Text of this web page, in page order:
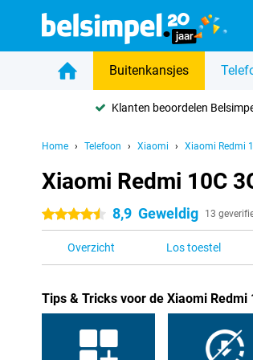
Buitenkansjes
Klanten beoordelen
Home Telefoon Xiaomi Xiaomi Redmi
Xiaomi Redmi 10C
4.5 sterren 8,9 Geweldig 13
Overzicht Los toestel
Tips & Tricks voor de Xiaomi Redmi